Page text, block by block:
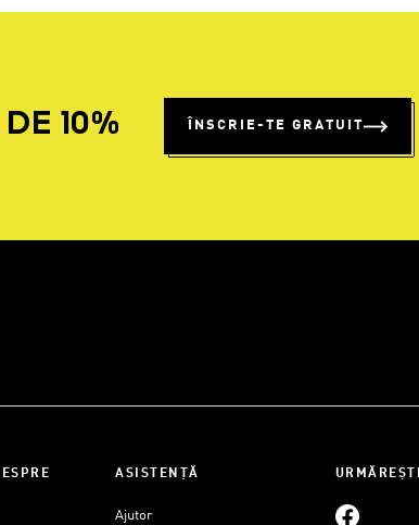
10% ÎNSCRIE-TE GRATUIT
ASISTENȚĂ
Ajutor